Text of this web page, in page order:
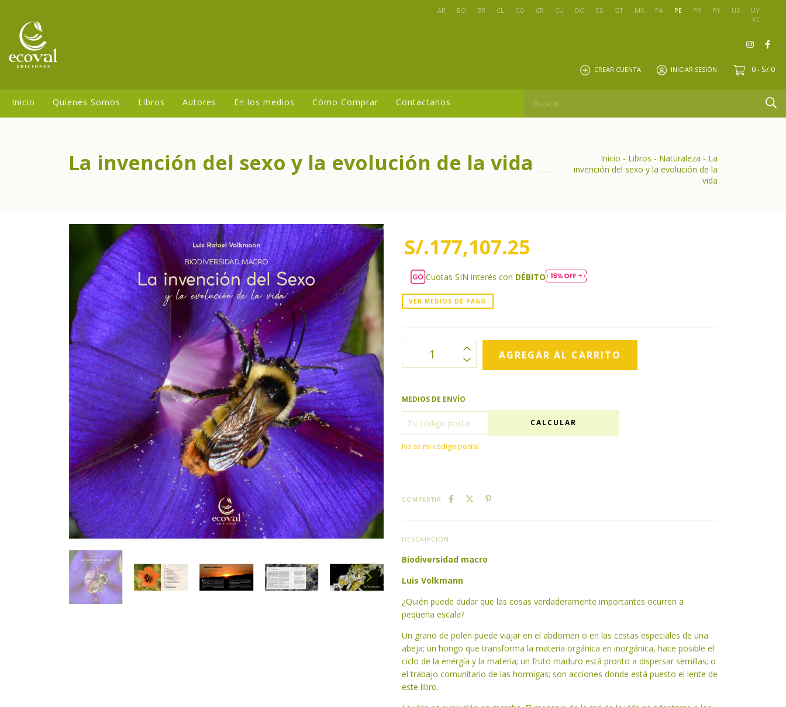
AR BO BR CL CO CR CU DO ES GT MX PA PE PR PY US
UY
VE
CREAR CUENTA INICIAR SESIÓN 0 - S/.0
Inicio Quienes Somos Libros Autores En los medios Cómo Comprar Contactanos
La invención del sexo y la evolución de la vida Inicio - Libros - Naturaleza - La
invención del sexo y la evolución de la
vida
S/.177,107.25
Cuotas SIN interés con DÉBITO
VER MEDIOS DE PAGO
MEDIOS DE ENVÍO
CALCULAR
No sé mi código postal
COMPARTIR
DESCRIPCIÓN
Biodiversidad macro
Luis Volkmann
¿Quién puede dudar que las cosas verdaderamente importantes ocurren a
pequeña escala?
Un grano de polen puede viajar en el abdomen o en las cestas especiales de una
abeja; un hongo que transforma la materia orgánica en inorgánica, hace posible el
ciclo de la energía y la materia; un fruto maduro está pronto a dispersar semillas; o
el trabajo comunitario de las hormigas; son acciones donde está puesto el lente de
este libro.